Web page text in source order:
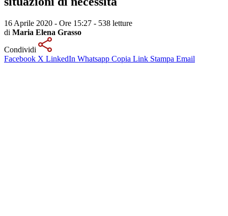
16 Aprile 2020 - Ore 15:27 - 538 letture
di Maria Elena Grasso
Condividi
Facebook X LinkedIn Whatsapp Copia Link Stampa Email